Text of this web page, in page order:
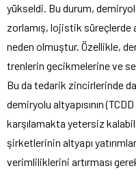
yükseldi. Bu durum,
zorlamış, lojistik süreçlerde
neden olmuştur. Özellikle,
trenlerin gecikmelerine ve
Bu da tedarik zincirlerinde
demiryolu altyapısının
karşılamakta yetersiz
şirketlerinin altyapı
verimliliklerini artırması